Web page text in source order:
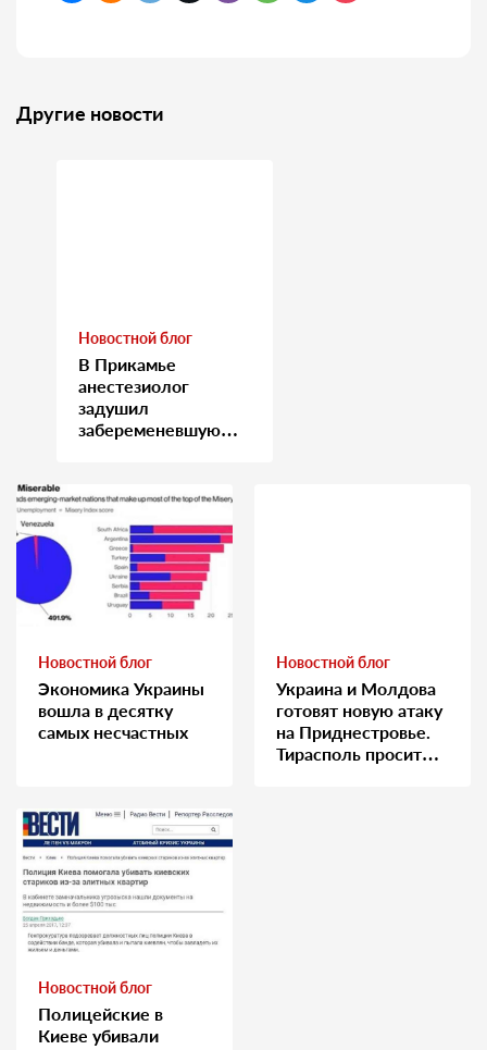
Другие новости
Новостной блог
В Прикамье
анестезиолог
задушил
забеременевшую
Новостной блог
Экономика Украины
вошла в десятку
самых несчастных
Новостной блог
Украина и Молдова
готовят новую атаку
на Приднестровье.
Тирасполь просит
Новостной блог
Полицейские в
Киеве убивали